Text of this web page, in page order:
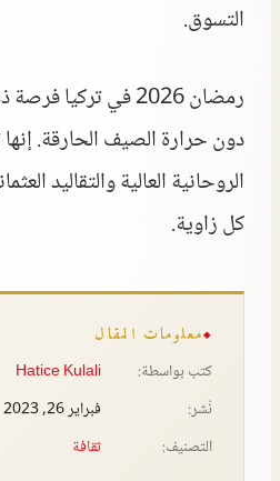
التسوق.
رمضان 2026 في تركيا
دون حرارة الصيف الحارقة.
الروحانية العالية والتقاليد
كل زاوية.
معلومات المقال
كتب بواسطة:
Hatice Kulali
نُشر:
فبراير 26, 2023
التصنيف:
ثقافة